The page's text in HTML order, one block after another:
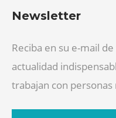
Newsletter
Reciba en su e-mail
actualidad
trabajan con